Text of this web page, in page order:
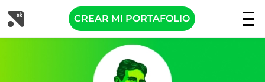
CREAR MI PORTAFOLIO